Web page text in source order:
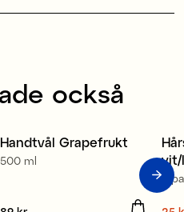
också
2 för 139 kr
Handtvål Grapefrukt
500 ml
vit/
6-